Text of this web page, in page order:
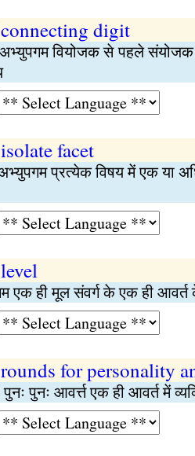
digit
वियोजक से पहले संयोजक
facet
प्रत्येक विषय में एक या
एक ही मूल संवर्ग के एक ही आवर्त
for personality
पुनः पुनः आवर्त्त एक ही आवर्त में